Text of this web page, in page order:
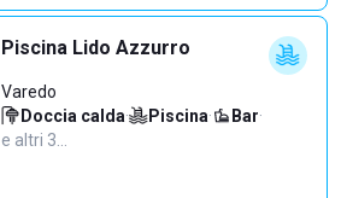
Piscina Lido Azzurro
Varedo
Doccia calda· Piscina· Bar·
e altri 3…